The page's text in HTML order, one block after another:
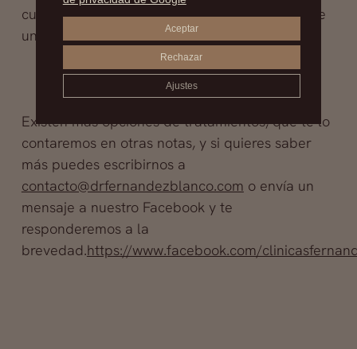
curar la piel, cuando se efectúe la resección de
una cicatriz.
Existen más opciones de tratamientos, que te lo
contaremos en otras notas, y si quieres saber
más puedes escribirnos a
contacto@drfernandezblanco.com o envía un
mensaje a nuestro Facebook y te
responderemos a la
brevedad.https://www.facebook.com/
Aceptar
Rechazar
Ajustes